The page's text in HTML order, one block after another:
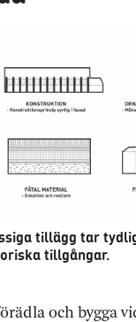
tillägg tar
tillgångar.
och bygga